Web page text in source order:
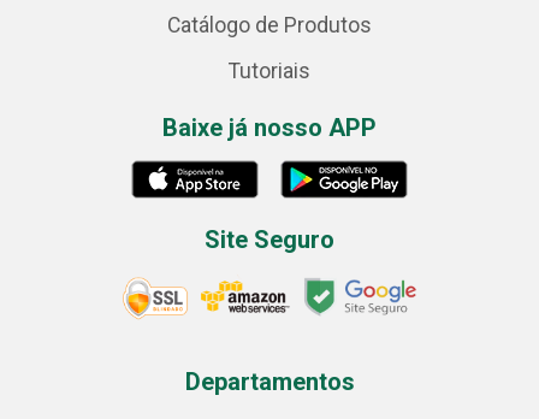
Catálogo de Produtos
Tutoriais
Baixe já nosso APP
Site Seguro
Departamentos